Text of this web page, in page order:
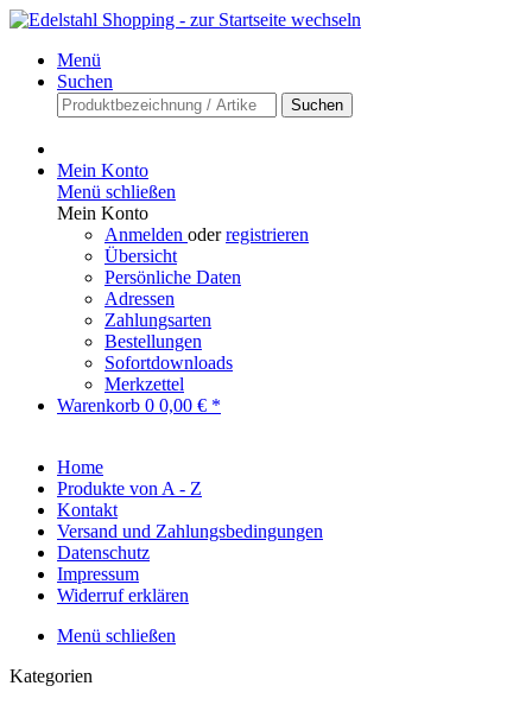
Menü
Suchen
Suchen
Mein Konto
Menü schließen
Mein Konto
Anmelden oderregistrieren
Übersicht
Persönliche Daten
Adressen
Zahlungsarten
Bestellungen
Sofortdownloads
Merkzettel
Warenkorb 0 0,00 € *
Home
Produkte von A - Z
Kontakt
Versand und Zahlungsbedingungen
Datenschutz
Impressum
Widerruf erklären
Menü schließen
Kategorien